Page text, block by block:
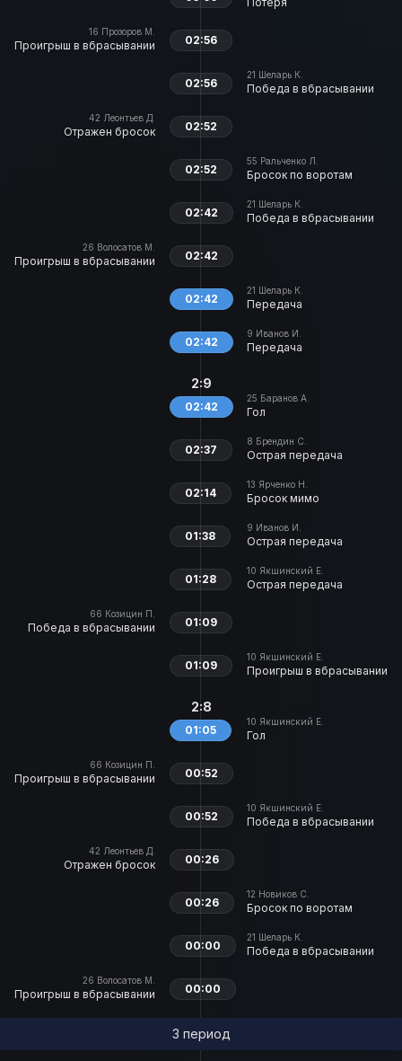
16 Прозоров М.
Проигрыш в вбрасывании 02:56
21 Шеларь К.
Победа в вбрасывании
02:56
42 Леонтьев Д.
Отражен бросок 02:52
55 Ральченко Л.
Бросок по воротам
02:52
21 Шеларь К.
Победа в вбрасывании
02:42
26 Волосатов М.
Проигрыш в вбрасывании 02:42
21 Шеларь К.
Передача
02:42
9 Иванов И.
Передача
02:42
25 Баранов А.
Гол
2:9
02:42
8 Брендин С.
Острая передача
02:37
13 Ярченко Н.
Бросок мимо
02:14
9 Иванов И.
Острая передача
01:38
10 Якшинский Е.
Острая передача
01:28
66 Козицин П.
Победа в вбрасывании 01:09
10 Якшинский Е.
Проигрыш в вбрасывании
01:09
10 Якшинский Е.
Гол
2:8
01:05
66 Козицин П.
Проигрыш в вбрасывании 00:52
10 Якшинский Е.
Победа в вбрасывании
00:52
42 Леонтьев Д.
Отражен бросок 00:26
12 Новиков С.
Бросок по воротам
00:26
21 Шеларь К.
Победа в вбрасывании
00:00
26 Волосатов М.
Проигрыш в вбрасывании 00:00
3 период